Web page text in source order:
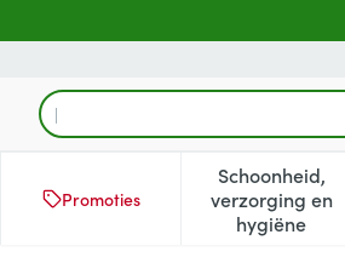
Product, merk, categorie...
Promoties
Schoonheid,
verzorging en
hygiëne
Toon